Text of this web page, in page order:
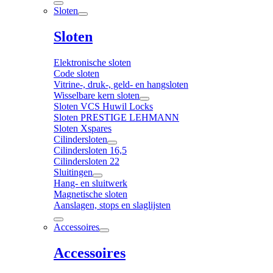
Sloten
Sloten
Elektronische sloten
Code sloten
Vitrine-, druk-, geld- en hangsloten
Wisselbare kern sloten
Sloten VCS Huwil Locks
Sloten PRESTIGE LEHMANN
Sloten Xspares
Cilindersloten
Cilindersloten 16,5
Cilindersloten 22
Sluitingen
Hang- en sluitwerk
Magnetische sloten
Aanslagen, stops en slaglijsten
Accessoires
Accessoires